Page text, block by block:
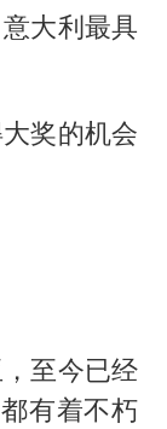
大利最具
奖的机会
至今已经
有着不朽